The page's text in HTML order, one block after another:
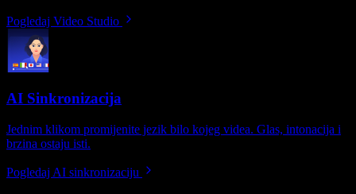
Pogledaj Video Studio
AI Sinkronizacija
Jednim klikom promijenite jezik bilo kojeg videa. Glas, intonacija i
brzina ostaju isti.
Pogledaj AI sinkronizaciju